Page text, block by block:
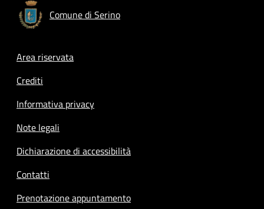
Comune di Serino
Footer menu
Area riservata
Crediti
Informativa privacy
Note legali
Dichiarazione di accessibilità
Contatti
Prenotazione appuntamento